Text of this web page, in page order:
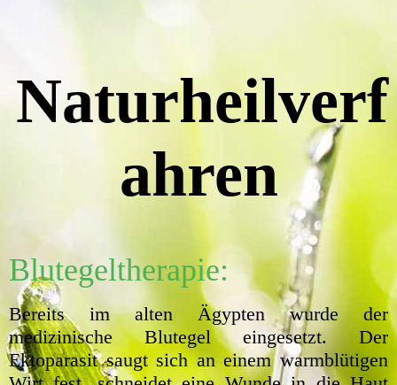
Naturheilverf
ahren
Blutegeltherapie:
Bereits im alten Ägypten wurde der
medizinische Blutegel eingesetzt. Der
Ektoparasit saugt sich an einem warmblütigen